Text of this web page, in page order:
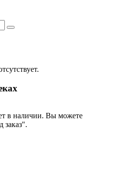
в наличии. Вы можете
заказ".